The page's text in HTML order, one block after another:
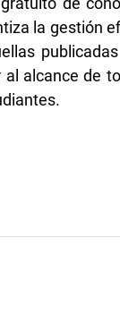
la gestión
alcance de